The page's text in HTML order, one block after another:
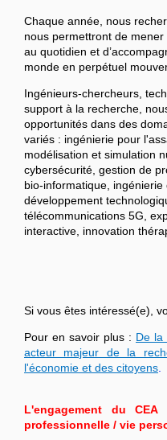
Chaque année, nous
nous permettront de mener
au quotidien et
monde en perpétuel
Ingénieurs-chercheurs,
support à la recherche,
opportunités dans des
variés : ingénierie pour
modélisation et simulation
cybersécurité, gestion de
bio-informatique, ingénierie
développement
télécommunications 5G,
interactive, innovation
Si vous êtes intéressé(e),
Pour en savoir plus : De la
acteur majeur de la
l'économie et des citoyens
L'engagement du
professionnelle / vie